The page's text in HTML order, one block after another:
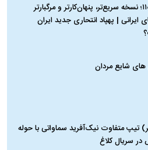
حدید ۱۱۰؛ نسخه سریع‌تر، پنهان‌کارتر و مرگبارتر
ایرانی | پهپاد انتحاری جدید ایران
های شایع مردان
تیپ متفاوت نیک‌آفرید سماواتی با حوله
سریال کلاغ